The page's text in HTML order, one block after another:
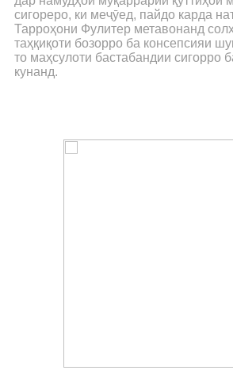
сигореро, ки меҷӯед, пайдо карда
Тарроҳони Фулитер метавонанд
таҳқиқоти бозорро ба консепсияи
то маҳсулоти бастабандии сигорро
кунанд.